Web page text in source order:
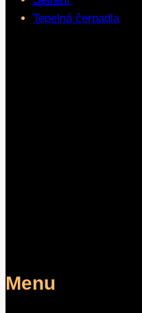
Tepelná čerpadla
Menu